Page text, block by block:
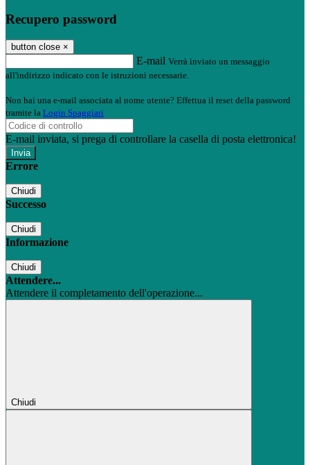
Recupero password
button close ×
E-mail Verrà inviato un messaggio
all'indirizzo indicato con le istruzioni necessarie.
Non hai una e-mail associata al nome utente? Effettua il reset della password
tramite la Login Spaggiari
E-mail inviata, si prega di controllare la casella di posta elettronica!
Errore
Chiudi
Successo
Chiudi
Informazione
Chiudi
Attendere...
Attendere il completamento dell'operazione...
Chiudi